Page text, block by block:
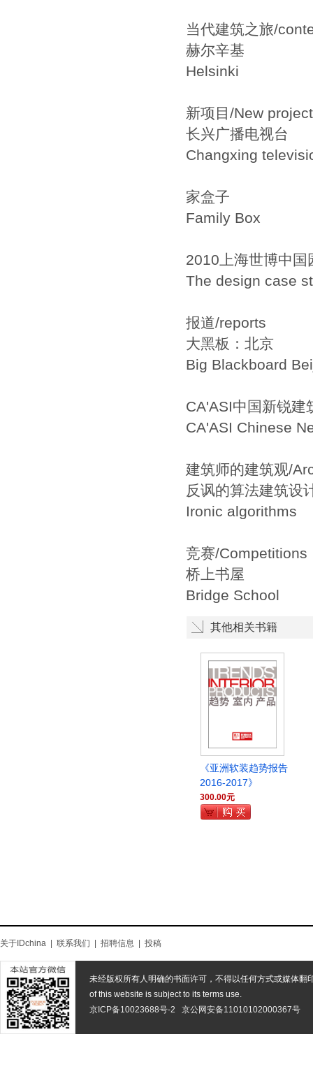
当代建筑之旅/
赫尔辛基
Helsinki
新项目/New
长兴广播电视台
Changxing
家盒子
Family Box
2010上海世博中国
The design case
报道/reports
大黑板：北京
Big Blackboard
CA'ASI中国新锐建
CA'ASI Chinese
建筑师的建筑观/
反讽的算法建筑设
Ironic algorithms
竞赛/Competitions
桥上书屋
Bridge School
其他相关书籍
《亚洲软装趋势报告
2016-2017》
300.00元
关于IDchina 联系我们 招聘信息 投稿
未经版权所有人明确的书面许可，不得以任何方式或媒体翻
of this website is subject to its terms use.
京ICP备10023688号-2
京公网安备11010102000367号